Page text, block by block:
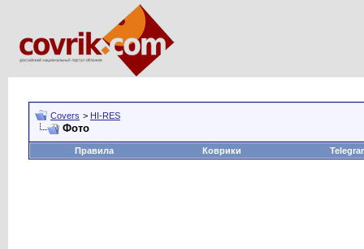
Covers > HI-RES
Фото
Правила Коврики